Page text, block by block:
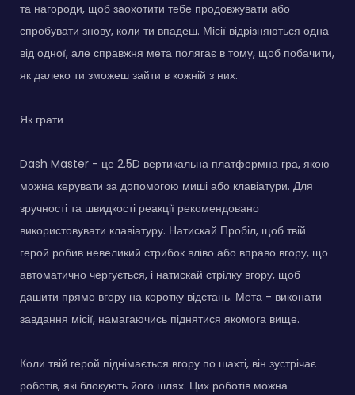
та нагороди, щоб заохотити тебе продовжувати або
спробувати знову, коли ти впадеш. Місії відрізняються одна
від одної, але справжня мета полягає в тому, щоб побачити,
як далеко ти зможеш зайти в кожній з них.
Як грати
Dash Master - це 2.5D вертикальна платформна гра, якою
можна керувати за допомогою миші або клавіатури. Для
зручності та швидкості реакції рекомендовано
використовувати клавіатуру. Натискай Пробіл, щоб твій
герой робив невеликий стрибок вліво або вправо вгору, що
автоматично чергується, і натискай стрілку вгору, щоб
дашити прямо вгору на коротку відстань. Мета - виконати
завдання місії, намагаючись піднятися якомога вище.
Коли твій герой піднімається вгору по шахті, він зустрічає
роботів, які блокують його шлях. Цих роботів можна